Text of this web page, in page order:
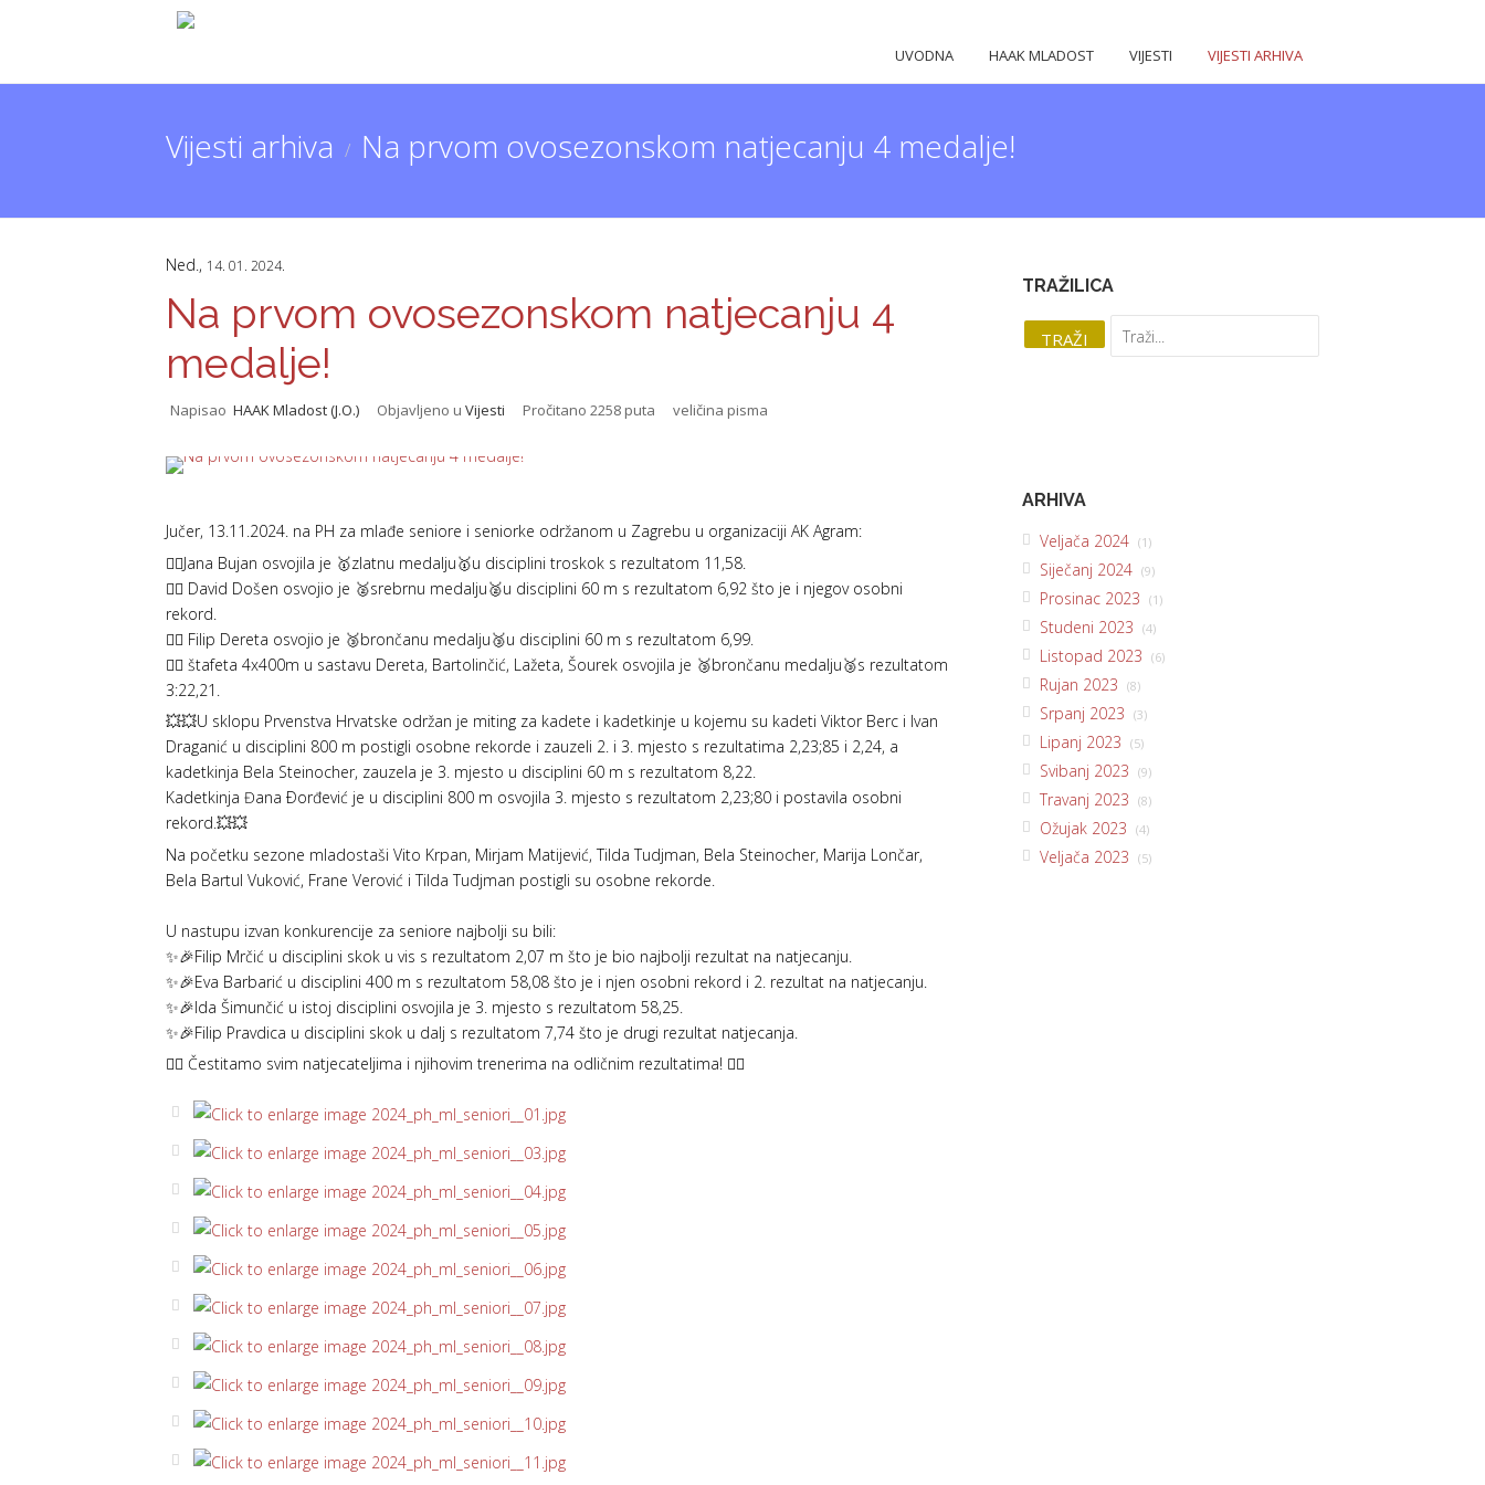
UVODNA HAAK MLADOST VIJESTI VIJESTI ARHIVA
Vijesti arhiva / Na prvom ovosezonskom natjecanju 4 medalje!
Ned., 14. 01. 2024.
Na prvom ovosezonskom natjecanju 4
medalje!
Napisao HAAK Mladost (J.O.) Objavljeno u Vijesti Pročitano 2258 puta veličina pisma
Jučer, 13.11.2024. na PH za mlađe seniore i seniorke održanom u Zagrebu u organizaciji AK Agram:
👉🏻Jana Bujan osvojila je 🥇zlatnu medalju🥇u disciplini troskok s rezultatom 11,58.
👉🏻 David Došen osvojio je 🥈srebrnu medalju🥈u disciplini 60 m s rezultatom 6,92 što je i njegov osobni
rekord.
👉🏻 Filip Dereta osvojio je 🥉brončanu medalju🥉u disciplini 60 m s rezultatom 6,99.
👉🏻 štafeta 4x400m u sastavu Dereta, Bartolinčić, Lažeta, Šourek osvojila je 🥉brončanu medalju🥉s rezultatom
3:22,21.
💥💥U sklopu Prvenstva Hrvatske održan je miting za kadete i kadetkinje u kojemu su kadeti Viktor Berc i Ivan
Draganić u disciplini 800 m postigli osobne rekorde i zauzeli 2. i 3. mjesto s rezultatima 2,23;85 i 2,24, a
kadetkinja Bela Steinocher, zauzela je 3. mjesto u disciplini 60 m s rezultatom 8,22.
Kadetkinja Đana Ðorđević je u disciplini 800 m osvojila 3. mjesto s rezultatom 2,23;80 i postavila osobni
rekord.💥💥
Na početku sezone mladostaši Vito Krpan, Mirjam Matijević, Tilda Tudjman, Bela Steinocher, Marija Lončar,
Bela Bartul Vuković, Frane Verović i Tilda Tudjman postigli su osobne rekorde.
U nastupu izvan konkurencije za seniore najbolji su bili:
✨🎉️Filip Mrčić u disciplini skok u vis s rezultatom 2,07 m što je bio najbolji rezultat na natjecanju.
✨🎉️Eva Barbarić u disciplini 400 m s rezultatom 58,08 što je i njen osobni rekord i 2. rezultat na natjecanju.
✨🎉️Ida Šimunčić u istoj disciplini osvojila je 3. mjesto s rezultatom 58,25.
✨🎉️Filip Pravdica u disciplini skok u dalj s rezultatom 7,74 što je drugi rezultat natjecanja.
❤️‍🔥 Čestitamo svim natjecateljima i njihovim trenerima na odličnim rezultatima! ❤️‍🔥
TRAŽILICA
ARHIVA
Veljača 2024 (1)
Siječanj 2024 (9)
Prosinac 2023 (1)
Studeni 2023 (4)
Listopad 2023 (6)
Rujan 2023 (8)
Srpanj 2023 (3)
Lipanj 2023 (5)
Svibanj 2023 (9)
Travanj 2023 (8)
Ožujak 2023 (4)
Veljača 2023 (5)